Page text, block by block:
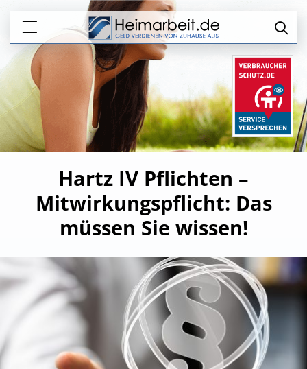
Hartz IV Pflichten –
Mitwirkungspflicht: Das
müssen Sie wissen!